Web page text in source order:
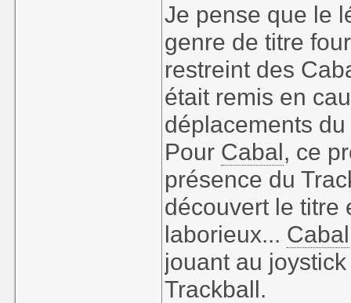
Je pense que le
genre de titre
restreint des
était remis en
déplacements
Pour Cabal, ce
présence du
découvert le titre
laborieux... Cabal
jouant au
Trackball.